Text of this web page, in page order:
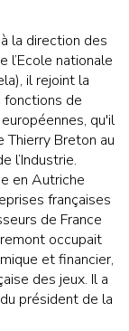
la direction des
l’Ecole nationale
il rejoint la
de
qu'il
Thierry Breton au
l’Industrie.
en Autriche
françaises
de France
occupait
et financier,
des jeux. Il a
président de la